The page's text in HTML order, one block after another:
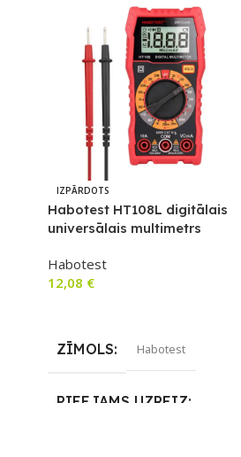
IZPĀRDOTS
Habotest HT108L digitālais
universālais multimetrs
Habotest
12,08 €
ZĪMOLS Habotest
PIEEJAMS UZREIZ